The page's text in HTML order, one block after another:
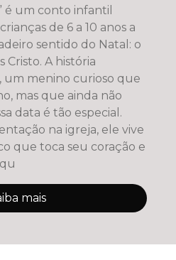
é um conto infantil
de 6 a 10 anos a
sentido do Natal: o
Cristo. A história
um menino curioso que
mas que ainda não
data é tão especial.
na igreja, ele vive
que toca seu coração e
mais